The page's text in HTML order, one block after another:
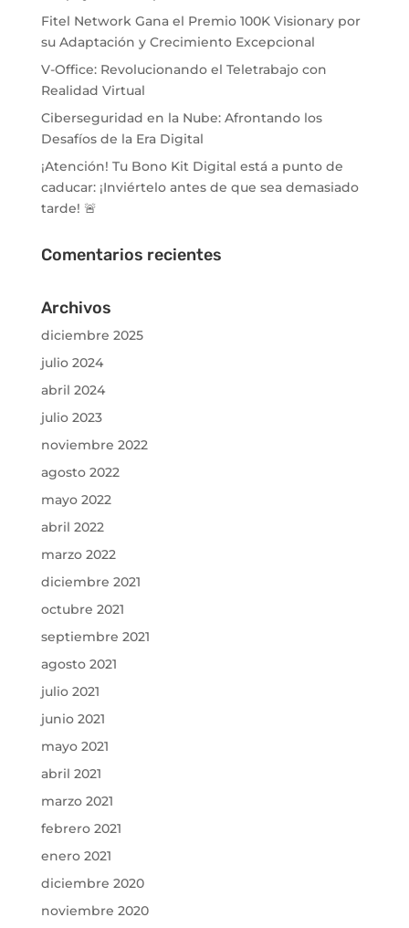
Fitel Network Gana el Premio 100K Visionary por
su Adaptación y Crecimiento Excepcional
V-Office: Revolucionando el Teletrabajo con
Realidad Virtual
Ciberseguridad en la Nube: Afrontando los
Desafíos de la Era Digital
¡Atención! Tu Bono Kit Digital está a punto de
caducar: ¡Inviértelo antes de que sea demasiado
tarde! 🚨
Comentarios recientes
Archivos
diciembre 2025
julio 2024
abril 2024
julio 2023
noviembre 2022
agosto 2022
mayo 2022
abril 2022
marzo 2022
diciembre 2021
octubre 2021
septiembre 2021
agosto 2021
julio 2021
junio 2021
mayo 2021
abril 2021
marzo 2021
febrero 2021
enero 2021
diciembre 2020
noviembre 2020